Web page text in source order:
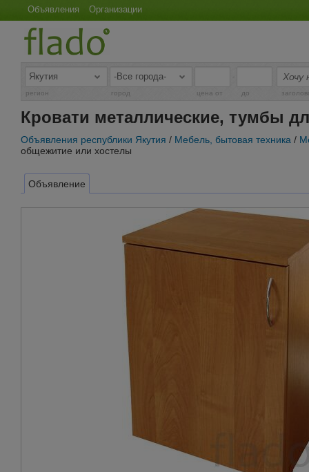
Объявления Организации
-
регион город цена от до
Кровати металлические, тумбы
Объявления республики Якутия / Мебель, бытовая техника /
общежитие или хостелы
Объявление